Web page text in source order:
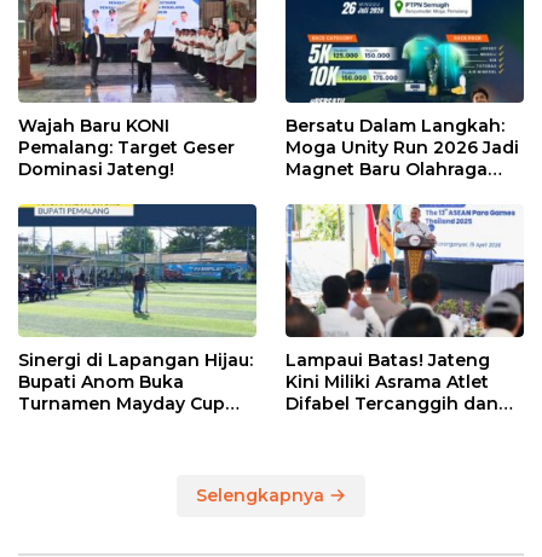
Wajah Baru KONI
Pemalang: Target Geser
Dominasi Jateng!
Bersatu Dalam Langkah:
Moga Unity Run 2026 Jadi
Magnet Baru Olahraga
Sinergi di Lapangan Hijau:
Bupati Anom Buka
Turnamen Mayday Cup
Lampaui Batas! Jateng
Kini Miliki Asrama Atlet
Difabel Tercanggih dan
Selengkapnya